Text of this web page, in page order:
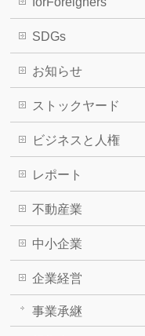
SDGs
お知らせ
ストックヤード
ビジネスと人権
レポート
不動産業
中小企業
企業経営
事業承継